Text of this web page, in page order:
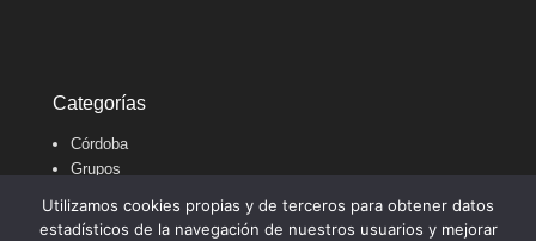
Categorías
Córdoba
Grupos
Uncategorized
Utilizamos cookies propias y de terceros para obtener datos
estadísticos de la navegación de nuestros usuarios y mejorar